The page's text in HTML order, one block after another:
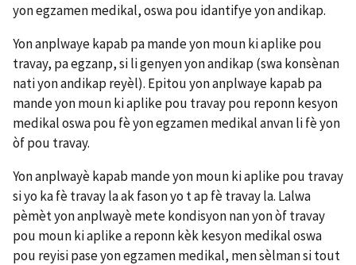
yon egzamen medikal, oswa pou idantifye yon andikap.
Yon anplwaye kapab pa mande yon moun ki aplike pou
travay, pa egzanp, si li genyen yon andikap (swa konsènan
nati yon andikap reyèl). Epitou yon anplwaye kapab pa
mande yon moun ki aplike pou travay pou reponn kesyon
medikal oswa pou fè yon egzamen medikal anvan li fè yon
òf pou travay.
Yon anplwayè kapab mande yon moun ki aplike pou travay
si yo ka fè travay la ak fason yo t ap fè travay la. Lalwa
pèmèt yon anplwayè mete kondisyon nan yon òf travay
pou moun ki aplike a reponn kèk kesyon medikal oswa
pou reyisi pase yon egzamen medikal, men sèlman si tout